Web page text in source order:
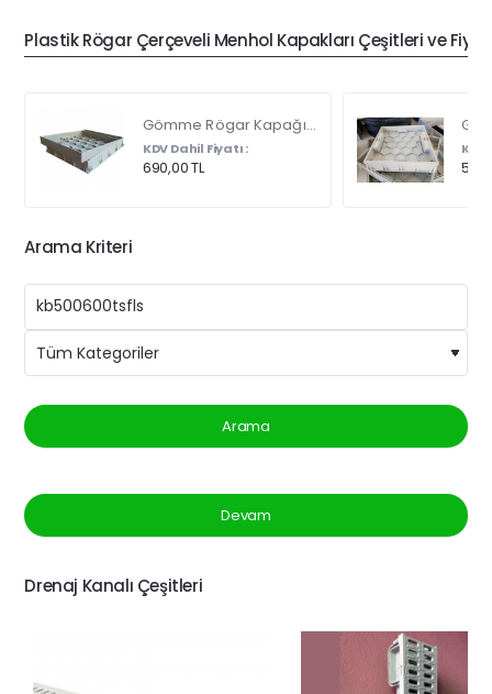
Plastik Rögar Çerçeveli Menhol Kapakları Çeşitleri ve
Gömme Rögar Kapağı - Seramik - Fayans Ve Mermer Zeminlerde - Gizli Çerçeve Kapak Çift Kulplu 45 X 45
KDV Dahil Fiyatı :
690,00 TL
KDV
Arama Kriteri
Arama
Devam
Drenaj Kanalı Çeşitleri